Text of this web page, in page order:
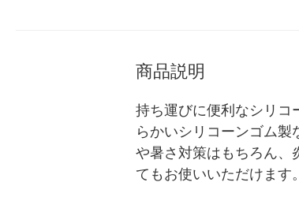
商品説明
持ち運びに便利なシリコ
らかいシリコーンゴム
や暑さ対策はもちろん、
てもお使いいただけます。